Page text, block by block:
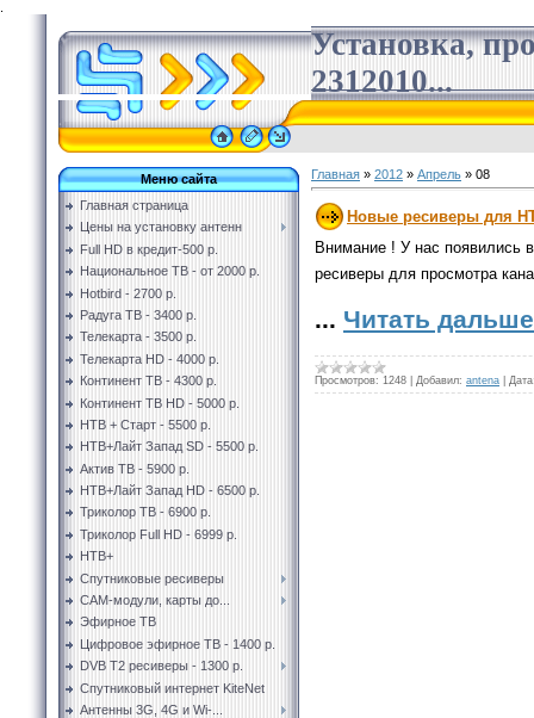
Установка,
2312010...
Меню сайта
Главная страница
Цены на установку антенн
Full HD в кредит-500 р.
Национальное ТВ - от 2000 р.
Hotbird - 2700 р.
Радуга ТВ - 3400 р.
Телекарта - 3500 р.
Телекарта HD - 4000 р.
Континент ТВ - 4300 р.
Континент ТВ HD - 5000 р.
НТВ + Старт - 5500 р.
НТВ+Лайт Запад SD - 5500 р.
Актив ТВ - 5900 р.
НТВ+Лайт Запад HD - 6500 р.
Триколор ТВ - 6900 р.
Триколор Full HD - 6999 р.
НТВ+
Спутниковые ресиверы
CAM-модули, карты до...
Эфирное ТВ
Цифровое эфирное ТВ - 1400 р.
DVB T2 ресиверы - 1300 р.
Спутниковый интернет KiteNet
Антенны 3G, 4G и Wi-...
Главная » 2012 » Апрель » 08
Новые ресиверы для
Внимание ! У нас появились
ресиверы для просмотра
... Читать
Просмотров: 1248 Добавил: antena